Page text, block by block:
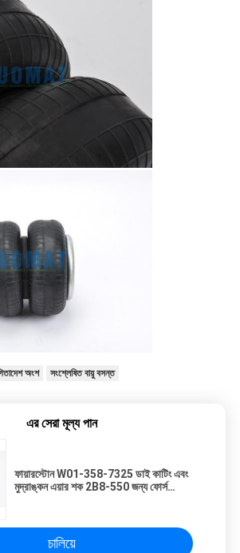
অংশ সংশ্লেষিত বায়ু বসন্ত
এর সেরা মূল্য পান
ফায়ারস্টোন W01-358-7325 ডাই কাটিং এবং
মুদ্রাঙ্কন এয়ার শক 2B8-550 জন্য ফোর্স
চালিয়ে